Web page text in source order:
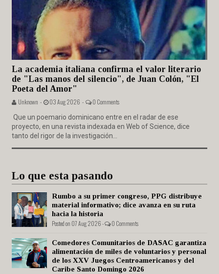
La academia italiana confirma el valor literario
de "Las manos del silencio", de Juan Colón, "El
Poeta del Amor"
Unknown - 03 Aug 2026 - 0 Comments
Que un poemario dominicano entre en el radar de ese
proyecto, en una revista indexada en Web of Science, dice
tanto del rigor de la investigación...
Lo que esta pasando
Rumbo a su primer congreso, PPG distribuye
material informativo; dice avanza en su ruta
hacia la historia
Posted on 07 Aug 2026 - 0 Comments
Comedores Comunitarios de DASAC garantiza
alimentación de miles de voluntarios y personal
de los XXV Juegos Centroamericanos y del
Caribe Santo Domingo 2026